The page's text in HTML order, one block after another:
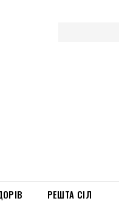
РЕШТА СІЛ